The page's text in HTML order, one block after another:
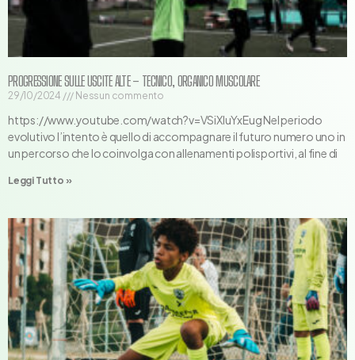
PROGRESSIONE SULLE USCITE ALTE – TECNICO, ORGANICO MUSCOLARE
29/10/2024 Nessun commento
https://www.youtube.com/watch?v=VSiXIuYxEug Nel periodo
evolutivo l’intento è quello di accompagnare il futuro numero uno in
un percorso che lo coinvolga con allenamenti polisportivi, al fine di
Leggi Tutto »